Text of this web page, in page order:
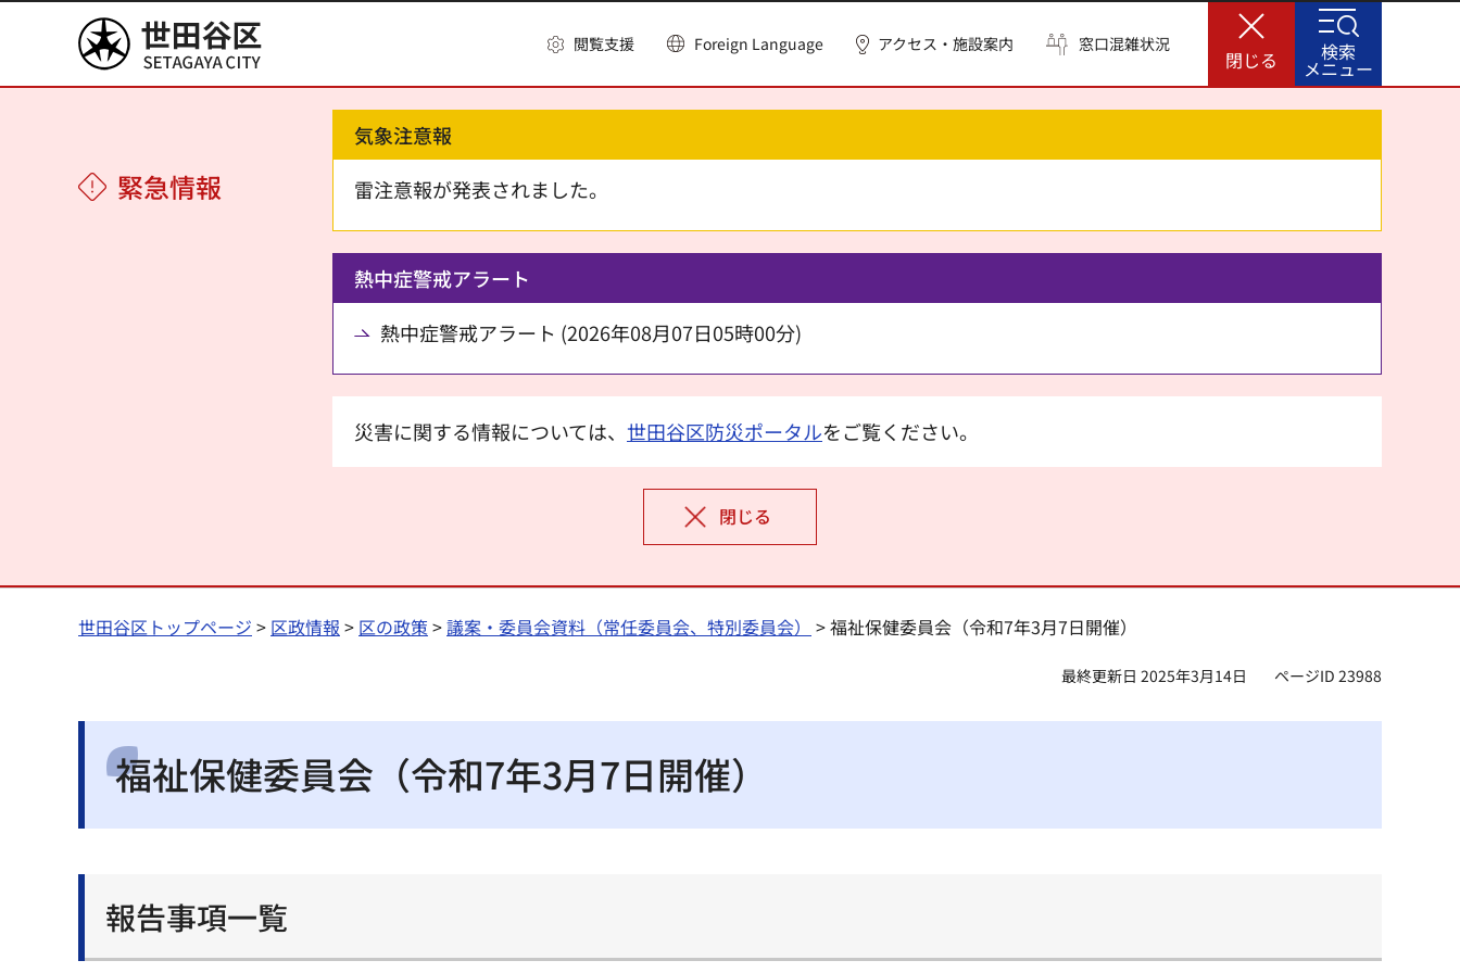
世田谷区 閲覧支援 Foreign Language アクセス・施設案内 窓口混雑状況
閉じる
緊急情報
気象注意報
雷注意報が発表されました。
熱中症警戒アラート
熱中症警戒アラート (2026年08月07日05時00分)
災害に関する情報については、 世田谷区防災ポータルをご覧ください。
閉じる
検索
メニュー
世田谷区トップページ > 区政情報 > 区の政策>議案・委員会資料（常任委員会、特別委員会） > 福祉保健委員会（令和7年3月7日開催）
最終更新日 2025年3月14日 ページID 23988
福祉保健委員会（令和7年3月7日開催）
報告事項一覧